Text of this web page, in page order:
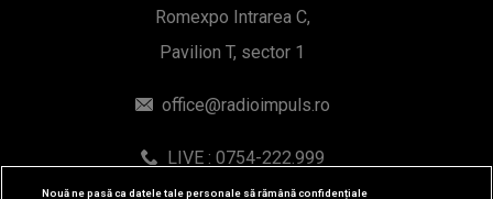
Romexpo Intrarea C,
Pavilion T, sector 1
office@radioimpuls.ro
LIVE : 0754-222.999
WhatsApp: 0754-222.999
Nouă ne pasă ca datele tale personale să rămână confidențiale